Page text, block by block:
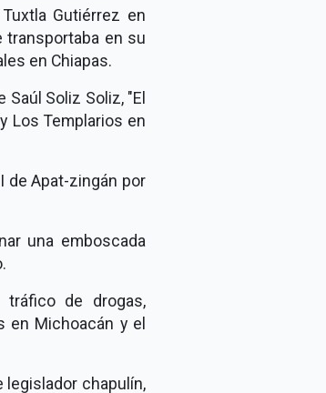
Gutiérrez en
en su
en Chiapas.
Soliz Soliz, "El
Los Templarios en
de Apat-zingán por
una emboscada
de drogas,
en Michoacán y el
legislador chapulín,